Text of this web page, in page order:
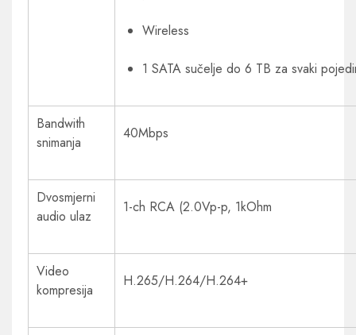
Wireless
1 SATA sučelje do 6 TB za svaki
Bandwith
snimanja
40Mbps
Dvosmjerni
audio ulaz
1-ch RCA (2.0Vp-p, 1kOhm
Video
kompresija
H.265/H.264/H.264+